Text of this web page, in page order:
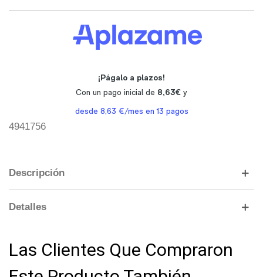
4941756
Descripción
Detalles
Las Clientes Que Compraron